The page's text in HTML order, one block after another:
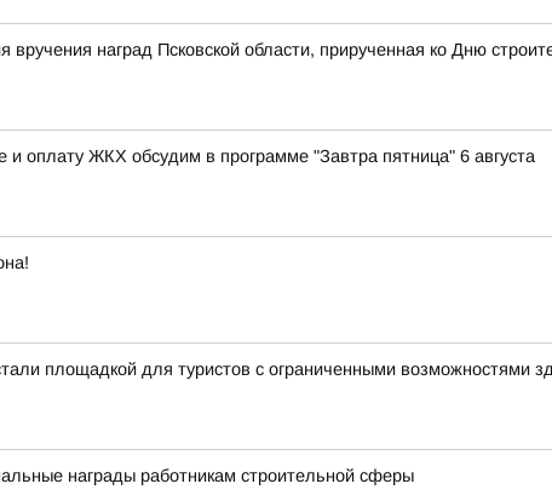
наград Псковской области, прирученная ко Дню
оплату ЖКХ обсудим в программе "Завтра пятница" 6 августа
площадкой для туристов с ограниченными возможностями
награды работникам строительной сферы